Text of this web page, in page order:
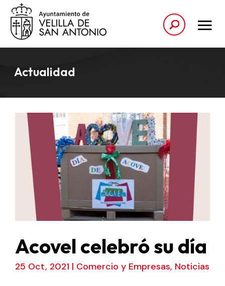
Actualidad
Acovel celebró su día
25 Oct, 2021 | Comercio y Empresas, Noticias